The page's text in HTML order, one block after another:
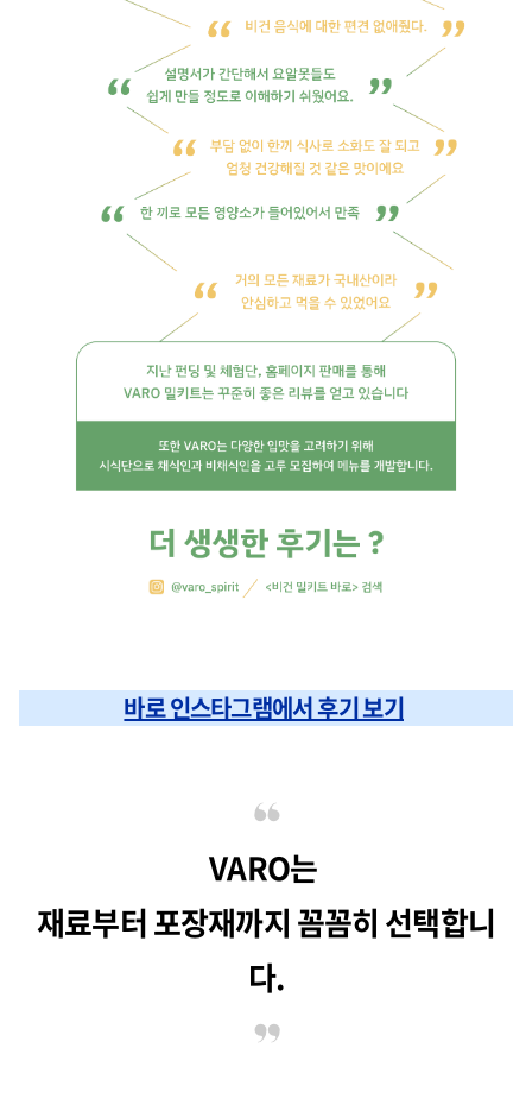
바로 인스타그램에서 후기 보기
VARO는
재료부터 포장재까지 꼼꼼히 선택합니
다.